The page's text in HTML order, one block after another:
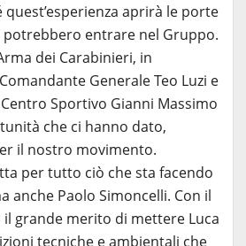
aprirà le porte
potrebbero entrare nel Gruppo.
dei Carabinieri, in
Generale Teo Luzi e
Sportivo Gianni Massimo
che ci hanno dato,
il nostro movimento.
per tutto ciò che sta facendo
anche Paolo Simoncelli. Con il
grande merito di mettere Luca
tecniche e ambientali che